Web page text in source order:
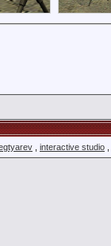
interactive studio